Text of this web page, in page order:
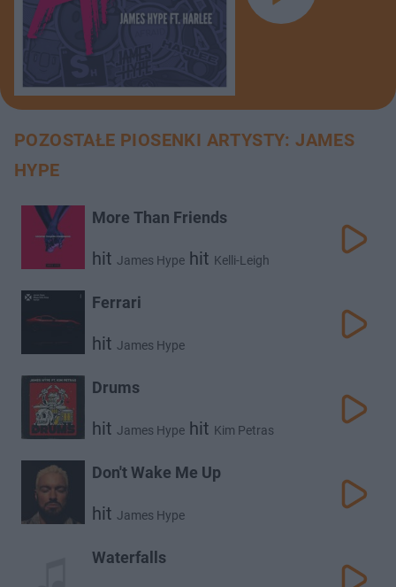
POZOSTAŁE PIOSENKI ARTYSTY: JAMES
HYPE
More Than Friends
hit James Hype hit Kelli-Leigh
Ferrari
hit James Hype
Drums
hit James Hype hit Kim Petras
Don't Wake Me Up
hit James Hype
Waterfalls